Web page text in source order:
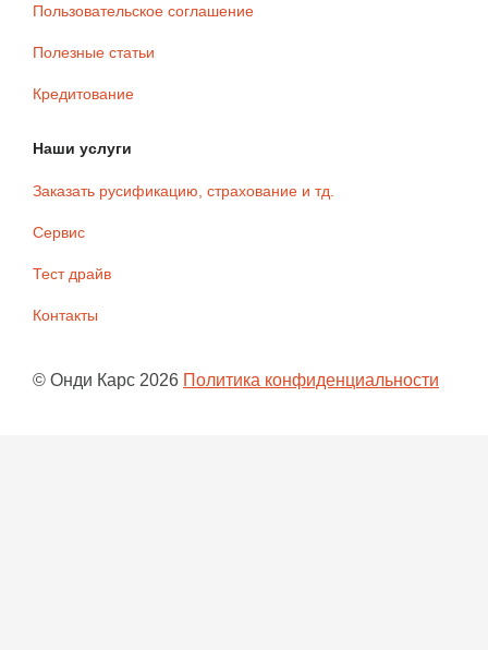
Пользовательское соглашение
Полезные статьи
Кредитование
Наши услуги
Заказать русификацию, страхование и тд.
Сервис
Тест драйв
Контакты
© Онди Карс 2026 Политика конфиденциальности